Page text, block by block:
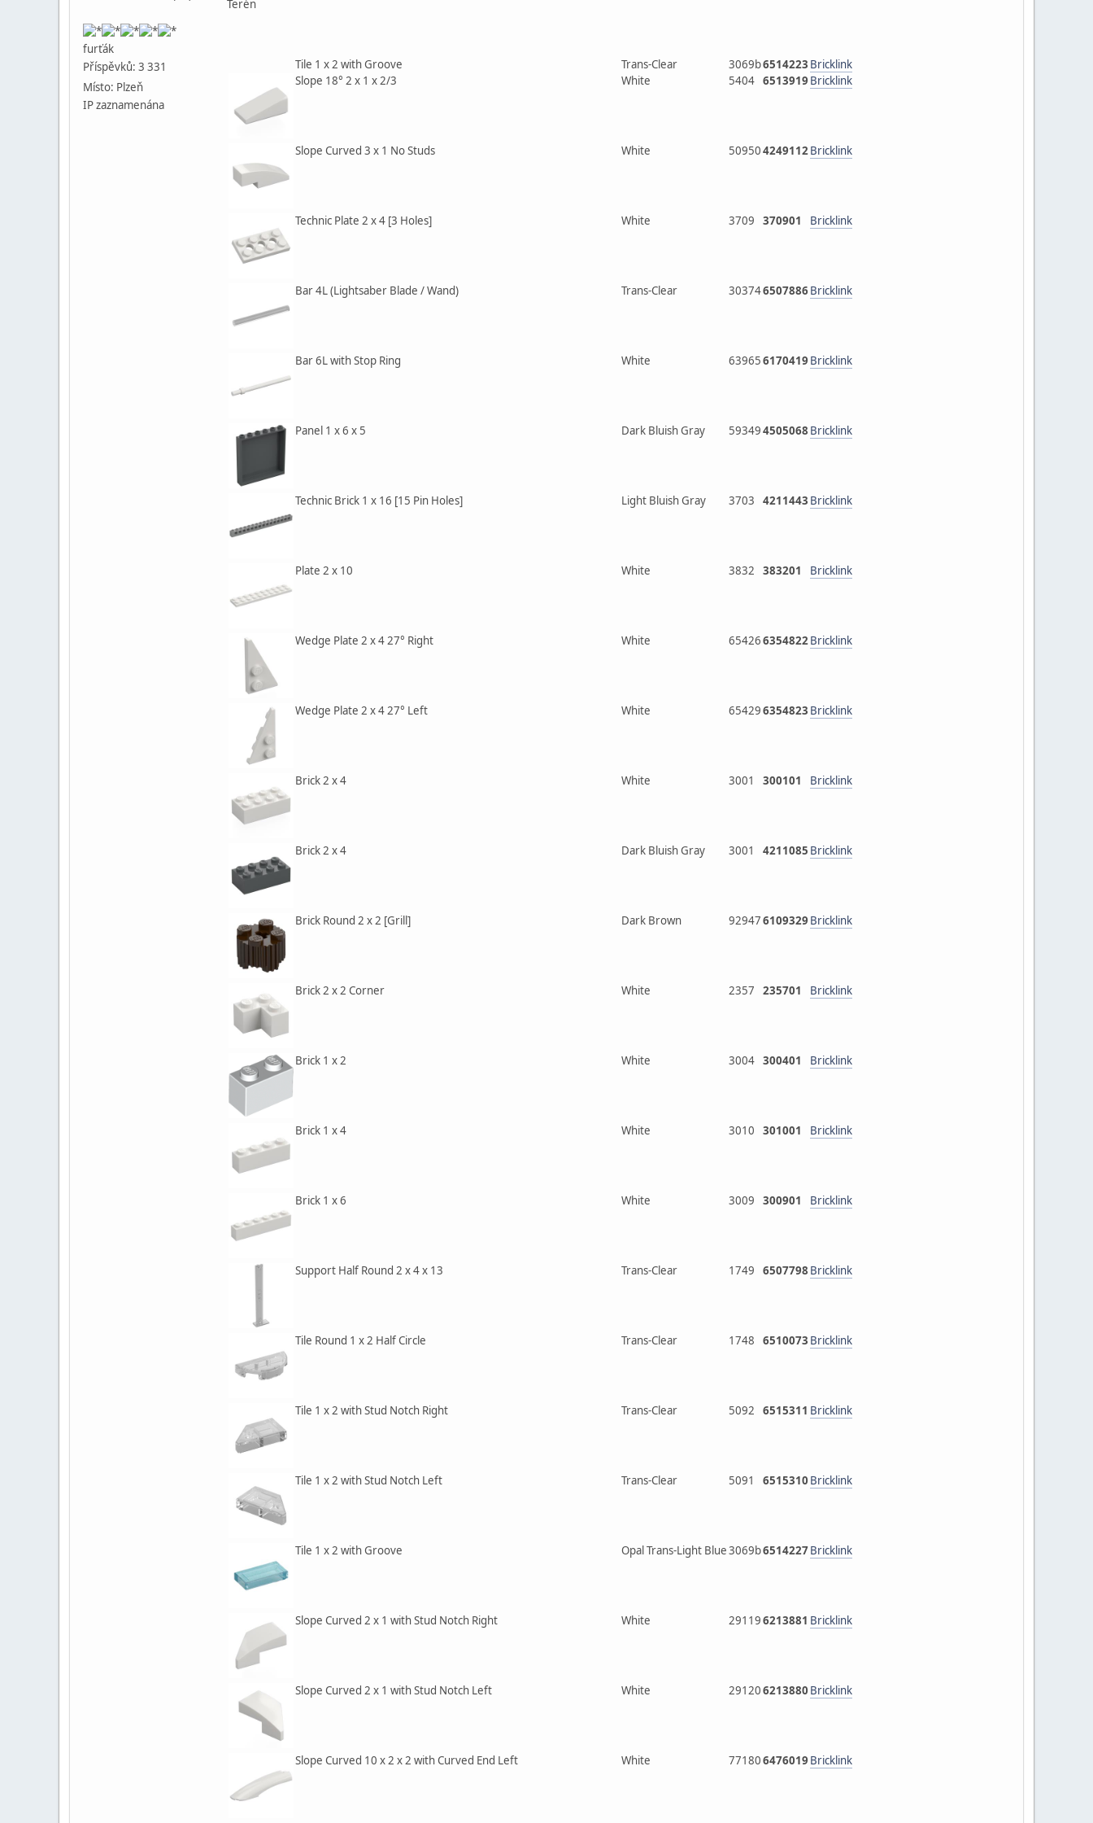
furťák
Příspěvků: 3 331
Místo: Plzeň
IP zaznamenána
Terén
Tile 1 x 2 with Groove Trans-Clear 3069b6514223 Bricklink
Slope 18° 2 x 1 x 2/3
White 5404 6513919 Bricklink
Slope Curved 3 x 1 No Studs White 509504249112Bricklink
Technic Plate 2 x 4 [3 Holes] White 3709 370901 Bricklink
Bar 4L (Lightsaber Blade / Wand) Trans-Clear 303746507886Bricklink
Bar 6L with Stop Ring White 639656170419 Bricklink
Panel 1 x 6 x 5 Dark Bluish Gray 593494505068 Bricklink
Technic Brick 1 x 16 [15 Pin Holes] Light Bluish Gray 3703 4211443 Bricklink
Plate 2 x 10 White 3832 383201 Bricklink
Wedge Plate 2 x 4 27° Right White 654266354822Bricklink
Wedge Plate 2 x 4 27° Left White 654296354823 Bricklink
Brick 2 x 4 White 3001 300101 Bricklink
Brick 2 x 4 Dark Bluish Gray 3001 4211085 Bricklink
Brick Round 2 x 2 [Grill] Dark Brown 929476109329 Bricklink
Brick 2 x 2 Corner White 2357 235701 Bricklink
Brick 1 x 2 White 3004 300401 Bricklink
Brick 1 x 4 White 3010 301001 Bricklink
Brick 1 x 6 White 3009 300901 Bricklink
Support Half Round 2 x 4 x 13 Trans-Clear 1749 6507798 Bricklink
Tile Round 1 x 2 Half Circle Trans-Clear 1748 6510073 Bricklink
Tile 1 x 2 with Stud Notch Right Trans-Clear 5092 6515311 Bricklink
Tile 1 x 2 with Stud Notch Left Trans-Clear 5091 6515310 Bricklink
Tile 1 x 2 with Groove Opal Trans-Light Blue3069b6514227Bricklink
Slope Curved 2 x 1 with Stud Notch Right White 291196213881 Bricklink
Slope Curved 2 x 1 with Stud Notch Left White 291206213880 Bricklink
Slope Curved 10 x 2 x 2 with Curved End Left White 771806476019 Bricklink